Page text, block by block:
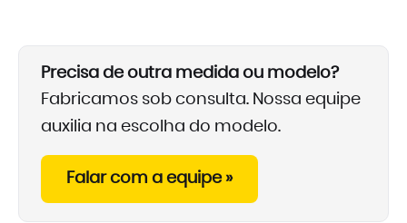
Precisa de outra medida ou modelo?
Fabricamos sob consulta. Nossa equipe
auxilia na escolha do modelo.
Falar com a equipe »